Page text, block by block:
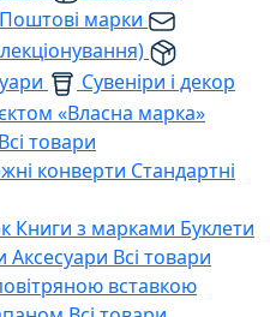
Поштові марки
Сувеніри і декор
«Власна марка»
Всі товари
конверти Стандартні
Книги з марками Буклети
Аксесуари Всі товари
вставкою